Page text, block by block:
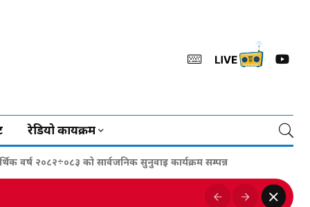
रेडियो कार्यक्रम
वर्ष २०८२÷०८३ को सार्वजनिक सुनुवाइ कार्यक्रम सम्पन्न